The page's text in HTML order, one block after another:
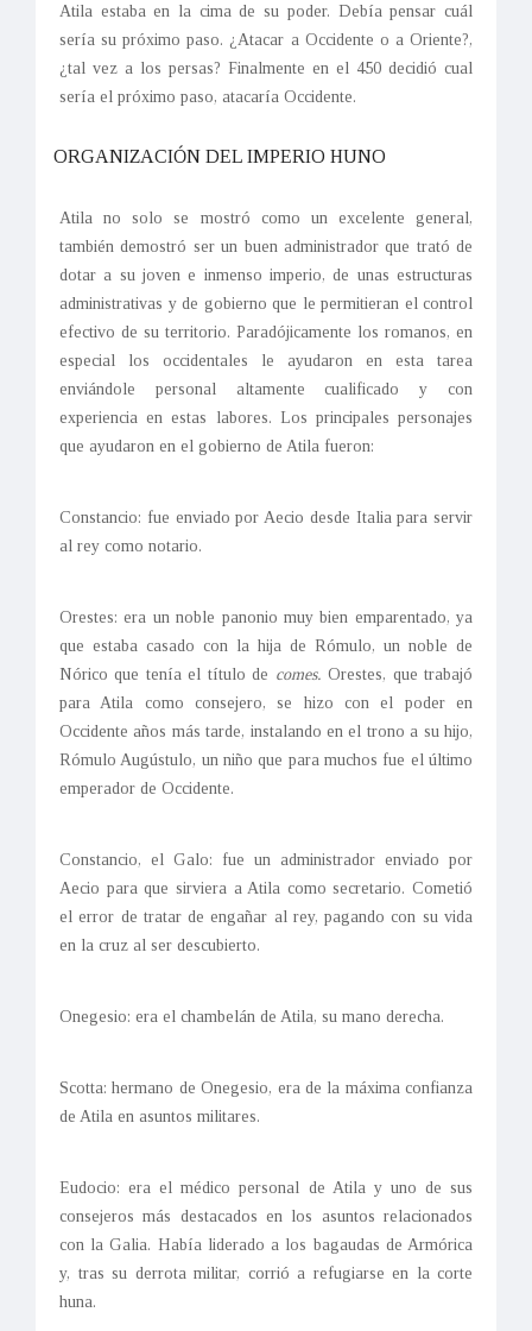
Atila estaba en la cima de su poder. Debía pensar cuál
sería su próximo paso. ¿Atacar a Occidente o a Oriente?,
¿tal vez a los persas? Finalmente en el 450 decidió cual
sería el próximo paso, atacaría Occidente.
ORGANIZACIÓN DEL IMPERIO HUNO
Atila no solo se mostró como un excelente general,
también demostró ser un buen administrador que trató de
dotar a su joven e inmenso imperio, de unas estructuras
administrativas y de gobierno que le permitieran el control
efectivo de su territorio. Paradójicamente los romanos, en
especial los occidentales le ayudaron en esta tarea
enviándole personal altamente cualificado y con
experiencia en estas labores. Los principales personajes
que ayudaron en el gobierno de Atila fueron:
Constancio: fue enviado por Aecio desde Italia para servir
al rey como notario.
Orestes: era un noble panonio muy bien emparentado, ya
que estaba casado con la hija de Rómulo, un noble de
Nórico que tenía el título de comes. Orestes, que trabajó
para Atila como consejero, se hizo con el poder en
Occidente años más tarde, instalando en el trono a su hijo,
Rómulo Augústulo, un niño que para muchos fue el último
emperador de Occidente.
Constancio, el Galo: fue un administrador enviado por
Aecio para que sirviera a Atila como secretario. Cometió
el error de tratar de engañar al rey, pagando con su vida
en la cruz al ser descubierto.
Onegesio: era el chambelán de Atila, su mano derecha.
Scotta: hermano de Onegesio, era de la máxima confianza
de Atila en asuntos militares.
Eudocio: era el médico personal de Atila y uno de sus
consejeros más destacados en los asuntos relacionados
con la Galia. Había liderado a los bagaudas de Armórica
y, tras su derrota militar, corrió a refugiarse en la corte
huna.